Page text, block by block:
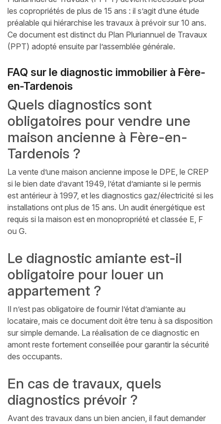
les copropriétés de plus de 15 ans : il s’agit d’une étude
préalable qui hiérarchise les travaux à prévoir sur 10 ans.
Ce document est distinct du Plan Pluriannuel de Travaux
(PPT) adopté ensuite par l’assemblée générale.
FAQ sur le diagnostic immobilier à Fère-
en-Tardenois
Quels diagnostics sont
obligatoires pour vendre une
maison ancienne à Fère-en-
Tardenois ?
La vente d’une maison ancienne impose le DPE, le CREP
si le bien date d’avant 1949, l’état d’amiante si le permis
est antérieur à 1997, et les diagnostics gaz/électricité si les
installations ont plus de 15 ans. Un audit énergétique est
requis si la maison est en monopropriété et classée E, F
ou G.
Le diagnostic amiante est-il
obligatoire pour louer un
appartement ?
Il n’est pas obligatoire de fournir l’état d’amiante au
locataire, mais ce document doit être tenu à sa disposition
sur simple demande. La réalisation de ce diagnostic en
amont reste fortement conseillée pour garantir la sécurité
des occupants.
En cas de travaux, quels
diagnostics prévoir ?
Avant des travaux dans un bien ancien, il faut demander